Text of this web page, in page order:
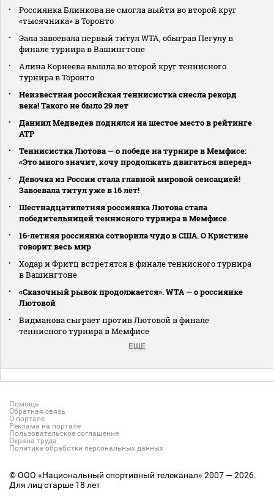
Россиянка Блинкова не смогла выйти во второй круг
«тысячника» в Торонто
Эала завоевала первый титул WTA, обыграв Пегулу в
финале турнира в Вашингтоне
Алина Корнеева вышла во второй круг теннисного
турнира в Торонто
Неизвестная российская теннисистка снесла рекорд
века! Такого не было 29 лет
Даниил Медведев поднялся на шестое место в рейтинге
АТР
Теннисистка Лютова — о победе на турнире в Мемфисе:
«Это много значит, хочу продолжать двигаться вперед»
Девочка из России стала главной мировой сенсацией!
Завоевала титул уже в 16 лет!
Шестнадцатилетняя россиянка Лютова стала
победительницей теннисного турнира в Мемфисе
16-летняя россиянка сотворила чудо в США. О Кристине
говорит весь мир
Ходар и Фритц встретятся в финале теннисного турнира
в Вашингтоне
«Сказочный рывок продолжается». WTA — о россиянке
Лютовой
Видманова сыграет против Лютовой в финале
теннисного турнира в Мемфисе
ЕЩЕ
Помощь
Обратная связь
О портале
Реклама на портале
Пользовательское соглашение
Охрана труда
Политика обработки персональных данных
© ООО «Национальный спортивный телеканал» 2007 — 2026.
Для лиц старше 18 лет